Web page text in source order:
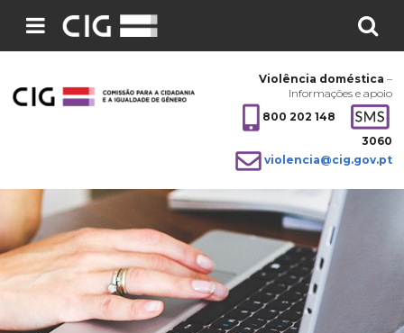
Violência doméstica –
Informações e apoio
800 202 148
3060
violencia@cig.gov.pt
Pesquisar